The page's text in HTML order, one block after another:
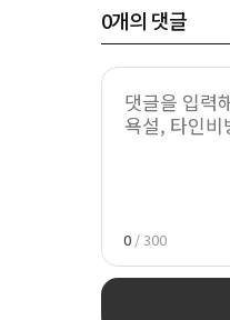
0개의 댓글
0 / 300